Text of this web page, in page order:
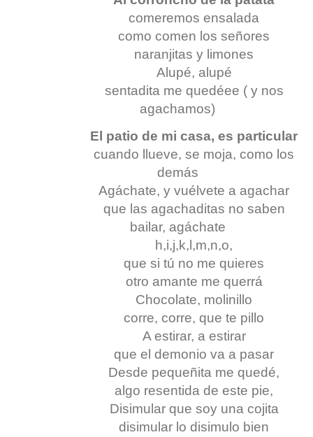
comeremos ensalada
como comen los señores
naranjitas y limones
Alupé, alupé
sentadita me quedéee ( y nos
agachamos)
El patio de mi casa, es particular
cuando llueve, se moja, como los
demás
Agáchate, y vuélvete a agachar
que las agachaditas no saben
bailar, agáchate
h,i,j,k,l,m,n,o,
que si tú no me quieres
otro amante me querrá
Chocolate, molinillo
corre, corre, que te pillo
A estirar, a estirar
que el demonio va a pasar
Desde pequeñita me quedé,
algo resentida de este pie,
Disimular que soy una cojita
disimular lo disimulo bien